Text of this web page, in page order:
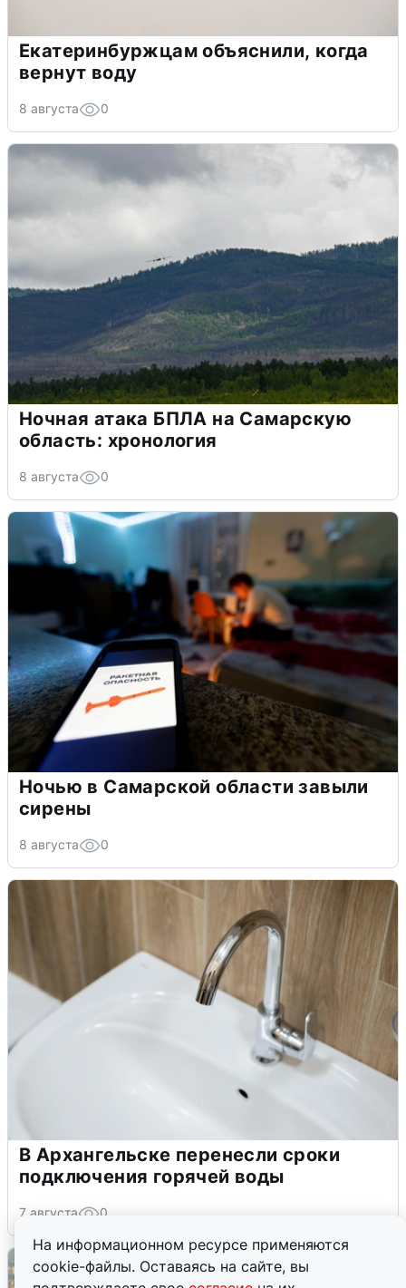
На информационном ресурсе применяются
cookie-файлы. Оставаясь на сайте, вы
Екатеринбуржцам объяснили, когда
вернут воду
8 августа 0
Ночная атака БПЛА на Самарскую
область: хронология
8 августа 0
Ночью в Самарской области завыли
сирены
8 августа 0
В Архангельске перенесли сроки
подключения горячей воды
7 августа 0